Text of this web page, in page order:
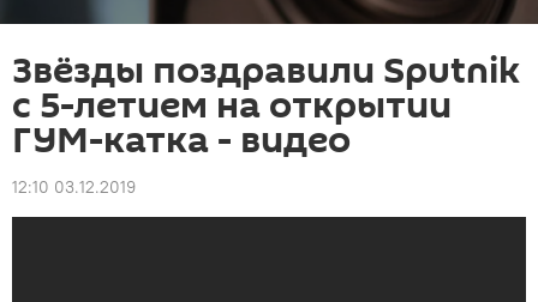
Звёзды поздравили Sputnik
с 5-летием на открытии
ГУМ-катка - видео
12:10 03.12.2019